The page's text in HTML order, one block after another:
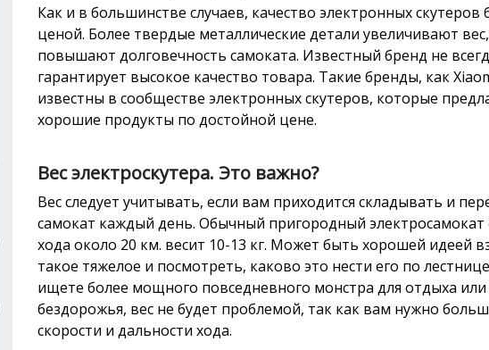
Как и в большинстве случаев, качество электронных скутеров
ценой. Более твердые металлические детали увеличивают
повышают долговечность самоката. Известный бренд не
гарантирует высокое качество товара. Такие бренды, как
известны в сообществе электронных скутеров, которые
хорошие продукты по достойной цене.
Вес электроскутера. Это важно?
Вес следует учитывать, если вам приходится складывать и
самокат каждый день. Обычный пригородный электросамокат
хода около 20 км. весит 10-13 кг. Может быть хорошей идеей
такое тяжелое и посмотреть, каково это нести его по
ищете более мощного повседневного монстра для отдыха или
бездорожья, вес не будет проблемой, так как вам нужно
скорости и дальности хода.